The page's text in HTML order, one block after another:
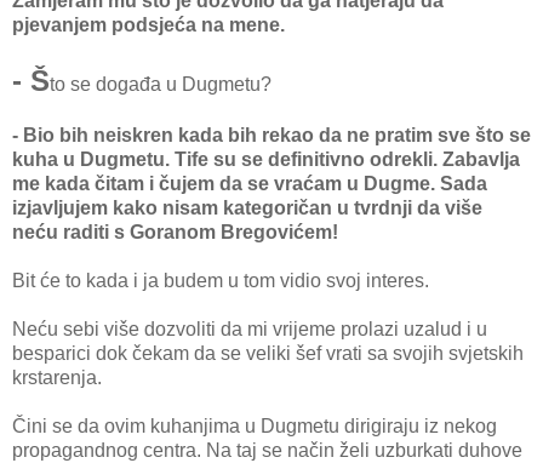
pjevanjem podsjeća na mene.
- Što se događa u Dugmetu?
- Bio bih neiskren kada bih rekao da ne pratim sve što se
kuha u Dugmetu. Tife su se definitivno odrekli. Zabavlja
me kada čitam i čujem da se vraćam u Dugme. Sada
izjavljujem kako nisam kategoričan u tvrdnji da više
neću raditi s Goranom Bregovićem!
Bit će to kada i ja budem u tom vidio svoj interes.
Neću sebi više dozvoliti da mi vrijeme prolazi uzalud i u
besparici dok čekam da se veliki šef vrati sa svojih svjetskih
krstarenja.
Čini se da ovim kuhanjima u Dugmetu dirigiraju iz nekog
propagandnog centra. Na taj se način želi uzburkati duhove